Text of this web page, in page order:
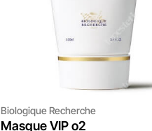
Biologique Recherche
Masque VIP o2